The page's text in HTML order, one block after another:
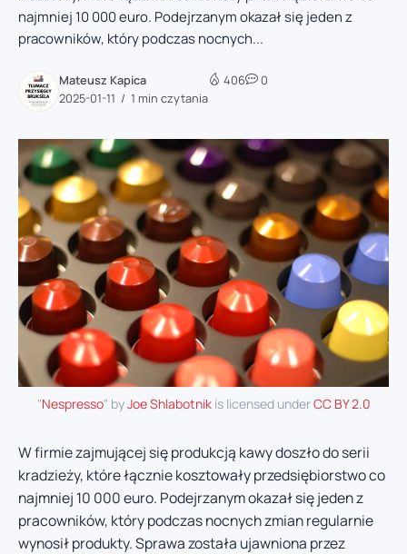
najmniej 10 000 euro. Podejrzanym okazał się jeden z
pracowników, który podczas nocnych...
Mateusz Kapica
2025-01-11
1 min czytania
406 0
"Nespresso" byJoe Shlabotnikis licensed underCC BY 2.0
W firmie zajmującej się produkcją kawy doszło do serii
kradzieży, które łącznie kosztowały przedsiębiorstwo co
najmniej 10 000 euro. Podejrzanym okazał się jeden z
pracowników, który podczas nocnych zmian regularnie
wynosił produkty. Sprawa została ujawniona przez